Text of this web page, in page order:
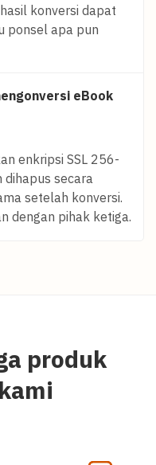
konversi dapat
ponsel apa pun
eBook
enkripsi SSL 256-
dihapus secara
setelah konversi.
dengan pihak ketiga.
produk